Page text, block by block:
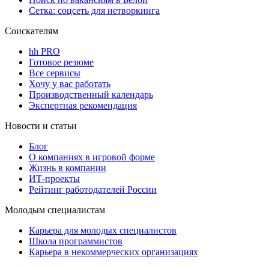
Сетка: соцсеть для нетворкинга
Соискателям
hh PRO
Готовое резюме
Все сервисы
Хочу у вас работать
Производственный календарь
Экспертная рекомендация
Новости и статьи
Блог
О компаниях в игровой форме
Жизнь в компании
ИТ-проекты
Рейтинг работодателей России
Молодым специалистам
Карьера для молодых специалистов
Школа программистов
Карьера в некоммерческих организациях